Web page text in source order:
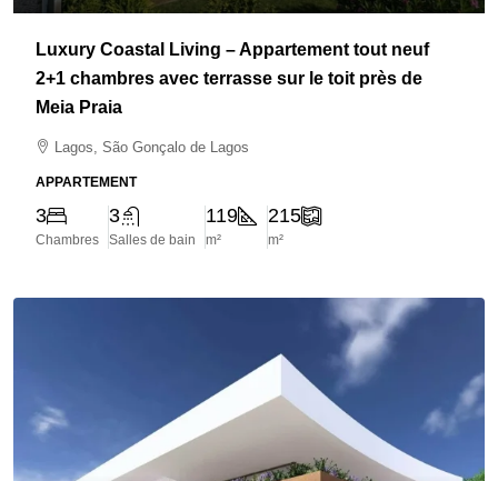
Luxury Coastal Living – Appartement tout neuf
2+1 chambres avec terrasse sur le toit près de
Meia Praia
Lagos, São Gonçalo de Lagos
APPARTEMENT
3
Chambres
3
Salles de bain
119
m²
215
m²